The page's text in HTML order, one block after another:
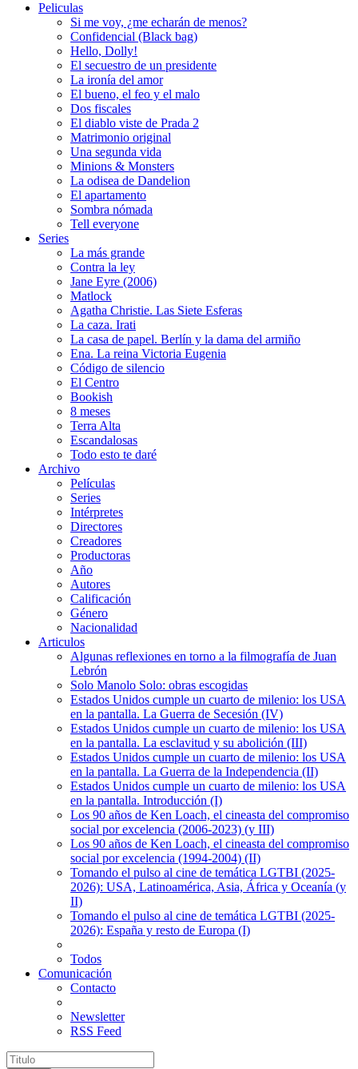
Peliculas
Si me voy, ¿me echarán de menos?
Confidencial (Black bag)
Hello, Dolly!
El secuestro de un presidente
La ironía del amor
El bueno, el feo y el malo
Dos fiscales
El diablo viste de Prada 2
Matrimonio original
Una segunda vida
Minions & Monsters
La odisea de Dandelion
El apartamento
Sombra nómada
Tell everyone
Series
La más grande
Contra la ley
Jane Eyre (2006)
Matlock
Agatha Christie. Las Siete Esferas
La caza. Irati
La casa de papel. Berlín y la dama del armiño
Ena. La reina Victoria Eugenia
Código de silencio
El Centro
Bookish
8 meses
Terra Alta
Escandalosas
Todo esto te daré
Archivo
Películas
Series
Intérpretes
Directores
Creadores
Productoras
Año
Autores
Calificación
Género
Nacionalidad
Articulos
Algunas reflexiones en torno a la filmografía de Juan
Lebrón
Solo Manolo Solo: obras escogidas
Estados Unidos cumple un cuarto de milenio: los USA
en la pantalla. La Guerra de Secesión (IV)
Estados Unidos cumple un cuarto de milenio: los USA
en la pantalla. La esclavitud y su abolición (III)
Estados Unidos cumple un cuarto de milenio: los USA
en la pantalla. La Guerra de la Independencia (II)
Estados Unidos cumple un cuarto de milenio: los USA
en la pantalla. Introducción (I)
Los 90 años de Ken Loach, el cineasta del compromiso
social por excelencia (2006-2023) (y III)
Los 90 años de Ken Loach, el cineasta del compromiso
social por excelencia (1994-2004) (II)
Tomando el pulso al cine de temática LGTBI (2025-
2026): USA, Latinoamérica, Asia, África y Oceanía (y
II)
Tomando el pulso al cine de temática LGTBI (2025-
2026): España y resto de Europa (I)
Todos
Comunicación
Contacto
Newsletter
RSS Feed